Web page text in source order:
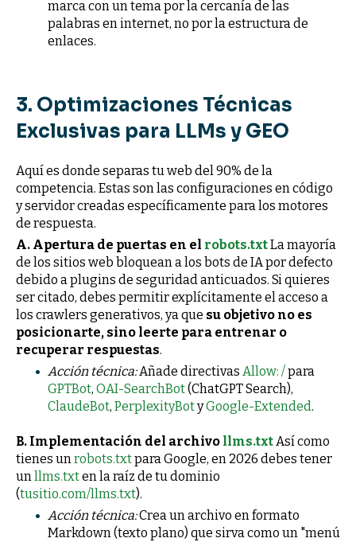
marca con un tema por la cercanía de las
palabras en internet, no por la estructura de
enlaces.
3. Optimizaciones Técnicas
Exclusivas para LLMs y GEO
Aquí es donde separas tu web del 90% de la
competencia. Estas son las configuraciones en código
y servidor creadas específicamente para los motores
de respuesta.
A. Apertura de puertas en el robots.txtLa mayoría
de los sitios web bloquean a los bots de IA por defecto
debido a plugins de seguridad anticuados. Si quieres
ser citado, debes permitir explícitamente el acceso a
los crawlers generativos, ya que su objetivo no es
posicionarte, sino leerte para entrenar o
recuperar respuestas.
Acción técnica:Añade directivas Allow: /para
GPTBot, OAI-SearchBot(ChatGPT Search),
ClaudeBot, PerplexityBotyGoogle-Extended.
B. Implementación del archivo llms.txtAsí como
tienes unrobots.txtpara Google, en 2026 debes tener
unllms.txten la raíz de tu dominio
(tusitio.com/llms.txt).
Acción técnica:Crea un archivo en formato
Markdown (texto plano) que sirva como un "menú